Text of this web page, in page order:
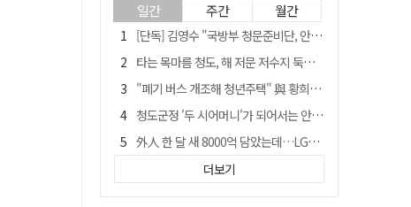
일간 주간 월간
[단독] 김영수 "국방부 청문준비단, 안규백 탈영 알고있었다"
타는 목마름 청도, 해 저문 저수지 둑에 군수가 서 있었다
"폐기 버스 개조해 청년주택" 與 황희…'딸 학비는 年 4200만원'
청도군정 '두 시어머니'가 되어서는 안된다
外人 한 달 새 8000억 담았는데…LG이노텍 목표주가는 왜 엇갈릴까
임시휴업 들어갔던 홈플러스 영주점, 7일 영업 재개…지하 1층만 운영
더보기